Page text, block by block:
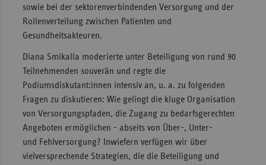
sowie bei der sektorenverbindenden Versorgung und der
Rollenverteilung zwischen Patienten und
Gesundheitsakteuren.
Diana Smikalla moderierte unter Beteiligung von rund 90
Teilnehmenden souverän und regte die
Podiumsdiskutant:innen intensiv an, u. a. zu folgenden
Fragen zu diskutieren: Wie gelingt die kluge Organisation
von Versorgungspfaden, die Zugang zu bedarfsgerechten
Angeboten ermöglichen - abseits von Über-, Unter-
und Fehlversorgung? Inwiefern verfügen wir über
vielversprechende Strategien, die die Beteiligung und